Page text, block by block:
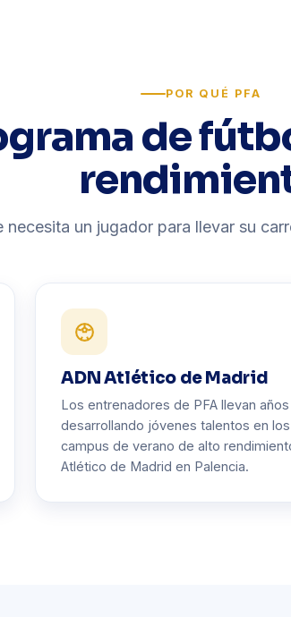
POR QUÉ PFA
de
necesita un jugador para llevar su
ADN Atlético de Madrid
Los entrenadores de PFA llevan años
desarrollando jóvenes talentos en los
campus de verano de alto
Atlético de Madrid en Palencia.